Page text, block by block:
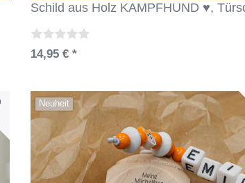
Schild aus Holz KAMPFHUND ♥,
14,95 € *
Neuheit